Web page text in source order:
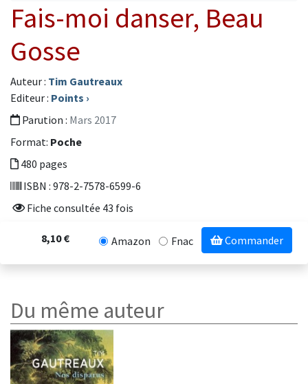
Fais-moi danser, Beau
Gosse
Auteur : Tim Gautreaux
Editeur : Points ›
Parution : Mars 2017
Format: Poche
480 pages
ISBN : 978-2-7578-6599-6
Fiche consultée 43 fois
8,10 € Amazon Fnac Commander
Du même auteur